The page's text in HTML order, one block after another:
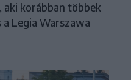
korábban többek
Legia Warszawa